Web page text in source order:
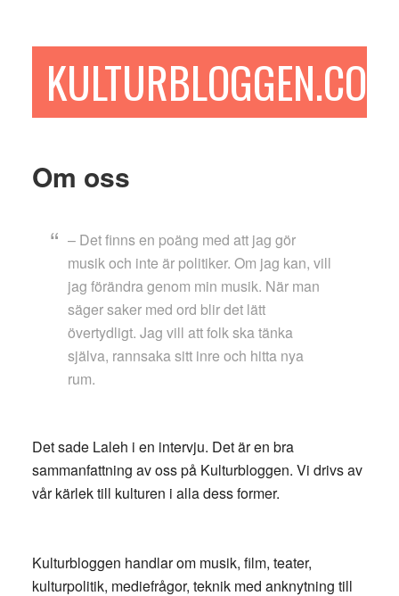
sidofältetKULTURBLOGGEN.COM
Om oss
– Det finns en poäng med att jag gör
musik och inte är politiker. Om jag kan, vill
jag förändra genom min musik. När man
säger saker med ord blir det lätt
övertydligt. Jag vill att folk ska tänka
själva, rannsaka sitt inre och hitta nya
rum.
Det sade Laleh i en intervju. Det är en bra
sammanfattning av oss på Kulturbloggen. Vi drivs av
vår kärlek till kulturen i alla dess former.
Kulturbloggen handlar om musik, film, teater,
kulturpolitik, mediefrågor, teknik med anknytning till